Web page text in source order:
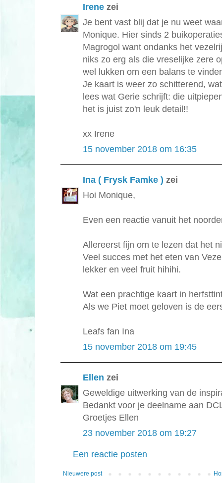
Irene zei
Je bent vast blij dat je nu weet
Monique. Hier sinds 2
Magrogol want ondanks het
niks zo erg als die vreselijke zere
wel lukken om een balans te
Je kaart is weer zo schitterend,
lees wat Gerie schrijft: die
het is juist zo'n leuk detail!!
xx Irene
15 november 2018 om 16:35
Ina ( Frysk Famke ) zei
Hoi Monique,
Even een reactie vanuit het
Allereerst fijn om te lezen dat het
Veel succes met het eten van
lekker en veel fruit hihihi.
Wat een prachtige kaart in
Als we Piet moet geloven is de
Leafs fan Ina
15 november 2018 om 19:45
Ellen zei
Geweldige uitwerking van de
Bedankt voor je deelname aan
Groetjes Ellen
23 november 2018 om 19:27
Een reactie posten
Nieuwere post